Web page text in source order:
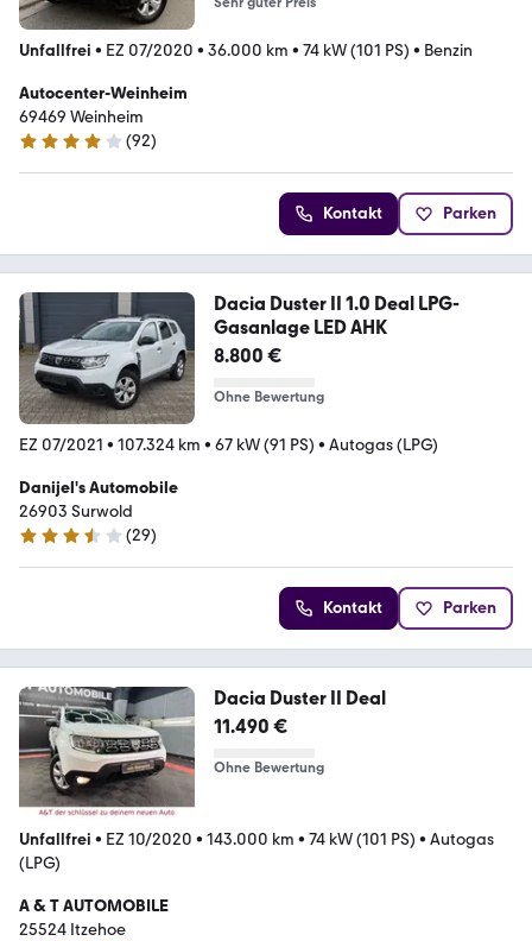
Unfallfrei • EZ 07/2020 • 36.000 km • 74 kW (101 PS) • Benzin
Autocenter-Weinheim
69469 Weinheim
4.2 Sterne
(92)
Kontakt Parken
Dacia Duster II 1.0 Deal LPG-
Gasanlage LED AHK
8.800 €
Ohne Bewertung
EZ 07/2021 • 107.324 km • 67 kW (91 PS) • Autogas (LPG)
Danijel's Automobile
26903 Surwold
3.3 Sterne
(29)
Kontakt Parken
Dacia Duster II Deal
11.490 €
Ohne Bewertung
Unfallfrei • EZ 10/2020 • 143.000 km • 74 kW (101 PS) • Autogas
(LPG)
A & T AUTOMOBILE
25524 Itzehoe